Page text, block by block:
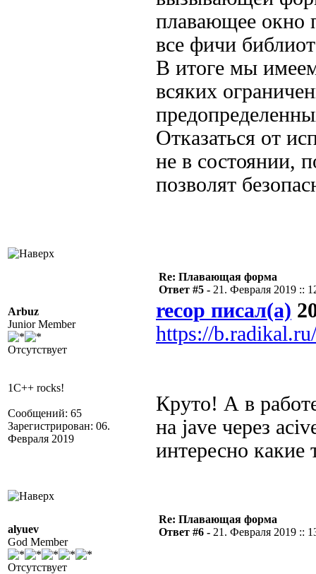
плавающее окно
все фичи
В итоге мы
всяких
Отказаться от
не в состоянии,
позволят
Arbuz
Junior Member
Отсутствует
1C++ rocks!
Сообщений: 65
Зарегистрирован: 06.
Февраля 2019
Re: Плавающая форма
Ответ #5 - 21. Февраля 2019 ::
recop писал(а)
https://
Круто! А в
на jave через
интересно какие
alyuev
God Member
Отсутствует
Re: Плавающая форма
Ответ #6 - 21. Февраля 2019 ::